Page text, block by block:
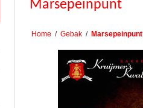
Marsepeinpunt
Home / Gebak / Marsepeinpunt